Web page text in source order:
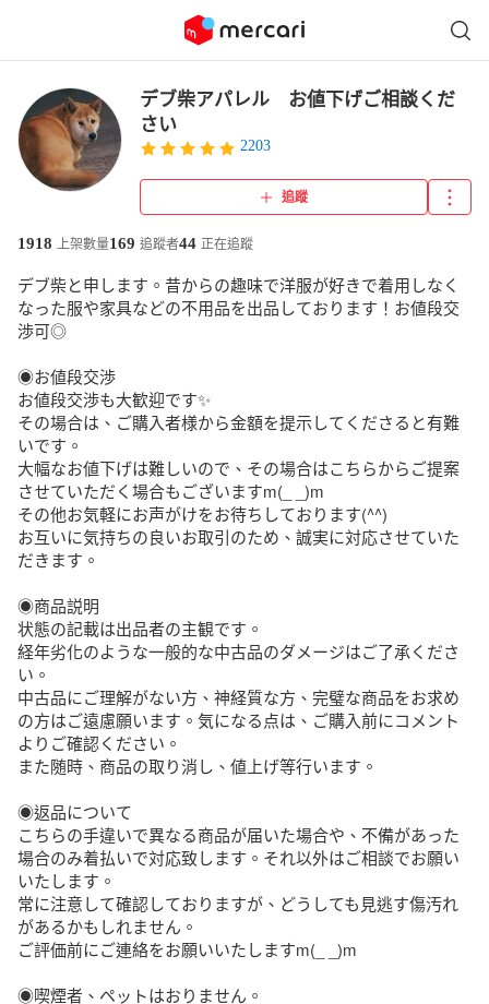
デブ柴アパレル お値下げご相談くだ
さい
2203
追蹤
1918 上架數量169 追蹤者44 正在追蹤
デブ柴と申します。昔からの趣味で洋服が好きで着用しなく
なった服や家具などの不用品を出品しております！お値段交
渉可◎
◉お値段交渉
お値段交渉も大歓迎です✨
その場合は、ご購入者様から金額を提示してくださると有難
いです。
大幅なお値下げは難しいので、その場合はこちらからご提案
させていただく場合もございますm(_ _)m
その他お気軽にお声がけをお待ちしております(^^)
お互いに気持ちの良いお取引のため、誠実に対応させていた
だきます。
◉商品説明
状態の記載は出品者の主観です。
経年劣化のような一般的な中古品のダメージはご了承くださ
い。
中古品にご理解がない方、神経質な方、完璧な商品をお求め
の方はご遠慮願います。気になる点は、ご購入前にコメント
よりご確認ください。
また随時、商品の取り消し、値上げ等行います。
◉返品について
こちらの手違いで異なる商品が届いた場合や、不備があった
場合のみ着払いで対応致します。それ以外はご相談でお願い
いたします。
常に注意して確認しておりますが、どうしても見逃す傷汚れ
があるかもしれません。
ご評価前にご連絡をお願いいたしますm(_ _)m
◉喫煙者、ペットはおりません。